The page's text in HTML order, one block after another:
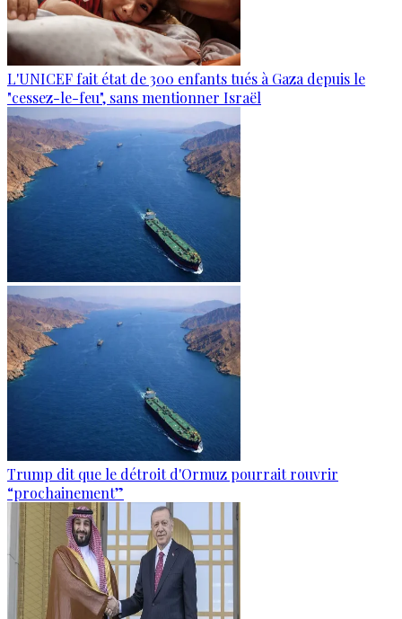
L'UNICEF fait état de 300 enfants tués à Gaza depuis le
"cessez-le-feu", sans mentionner Israël
Trump dit que le détroit d'Ormuz pourrait rouvrir
“prochainement”